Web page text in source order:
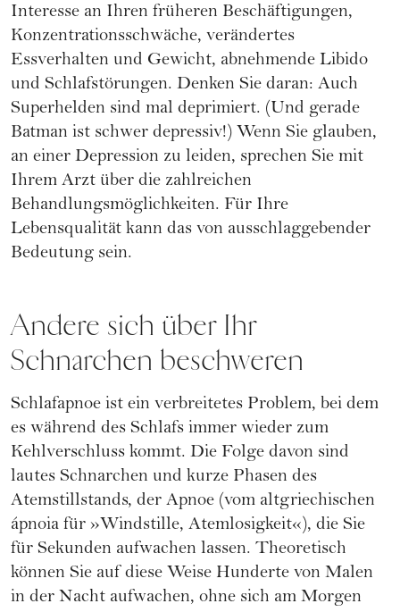
Interesse an Ihren früheren Beschäftigungen,
Konzentrationsschwäche, verändertes
Essverhalten und Gewicht, abnehmende Libido
und Schlafstörungen. Denken Sie daran: Auch
Superhelden sind mal deprimiert. (Und gerade
Batman ist schwer depressiv!) Wenn Sie glauben,
an einer Depression zu leiden, sprechen Sie mit
Ihrem Arzt über die zahlreichen
Behandlungsmöglichkeiten. Für Ihre
Lebensqualität kann das von ausschlaggebender
Bedeutung sein.
Andere sich über Ihr
Schnarchen beschweren
Schlafapnoe ist ein verbreitetes Problem, bei dem
es während des Schlafs immer wieder zum
Kehlverschluss kommt. Die Folge davon sind
lautes Schnarchen und kurze Phasen des
Atemstillstands, der Apnoe (vom altgriechischen
ápnoia für »Windstille, Atemlosigkeit«), die Sie
für Sekunden aufwachen lassen. Theoretisch
können Sie auf diese Weise Hunderte von Malen
in der Nacht aufwachen, ohne sich am Morgen